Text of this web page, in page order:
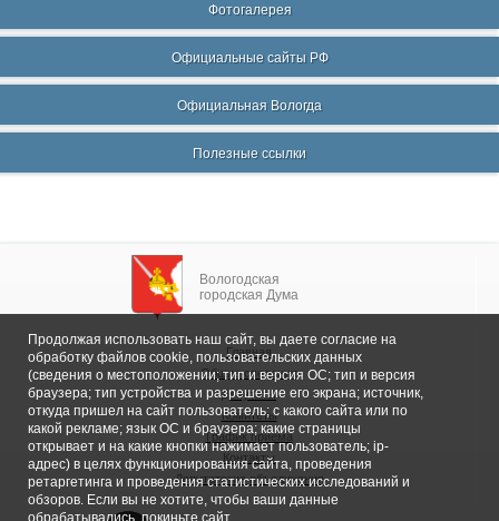
Фотогалерея
Официальные сайты РФ
Официальная Вологда
Полезные ссылки
Вологодская
городская Дума
Главная
Общие сведения
Депутаты
Комитеты
График приема
Контакты
Депутатские объединения
Продолжая использовать наш сайт, вы даете согласие на
обработку файлов cookie, пользовательских данных
(сведения о местоположении; тип и версия ОС; тип и версия
браузера; тип устройства и разрешение его экрана; источник,
откуда пришел на сайт пользователь; с какого сайта или по
какой рекламе; язык ОС и браузера; какие страницы
открывает и на какие кнопки нажимает пользователь; ip-
адрес) в целях функционирования сайта, проведения
ретаргетинга и проведения статистических исследований и
обзоров. Если вы не хотите, чтобы ваши данные
обрабатывались, покиньте сайт